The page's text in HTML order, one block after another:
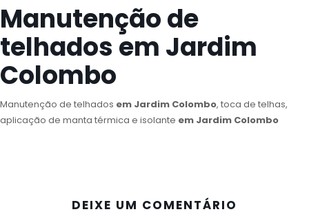
Manutenção de
telhados em Jardim
Colombo
Manutenção de telhados em Jardim Colombo, toca de telhas,
aplicação de manta térmica e isolante em Jardim Colombo
DEIXE UM COMENTÁRIO